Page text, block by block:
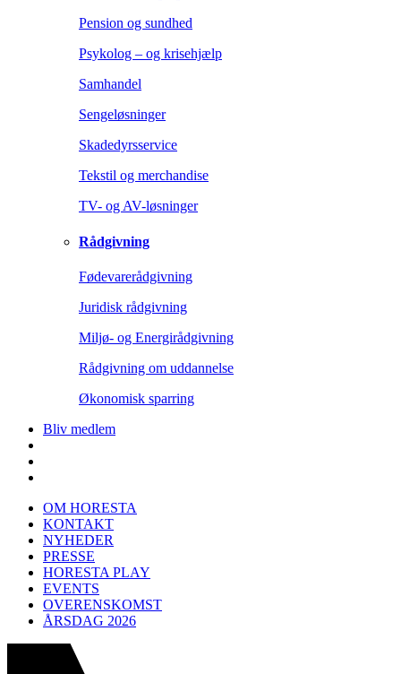
Pension og sundhed
Psykolog – og krisehjælp
Samhandel
Sengeløsninger
Skadedyrsservice
Tekstil og merchandise
TV- og AV-løsninger
Rådgivning
Fødevarerådgivning
Juridisk rådgivning
Miljø- og Energirådgivning
Rådgivning om uddannelse
Økonomisk sparring
Bliv medlem
OM HORESTA
KONTAKT
NYHEDER
PRESSE
HORESTA PLAY
EVENTS
OVERENSKOMST
ÅRSDAG 2026